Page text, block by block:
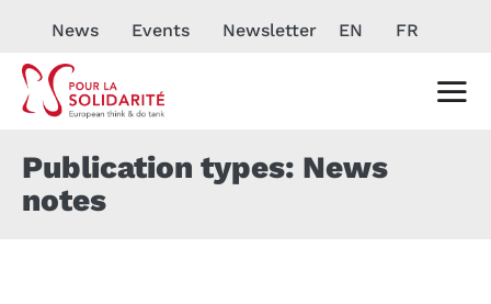
News Events Newsletter EN FR
Publication types: News
notes